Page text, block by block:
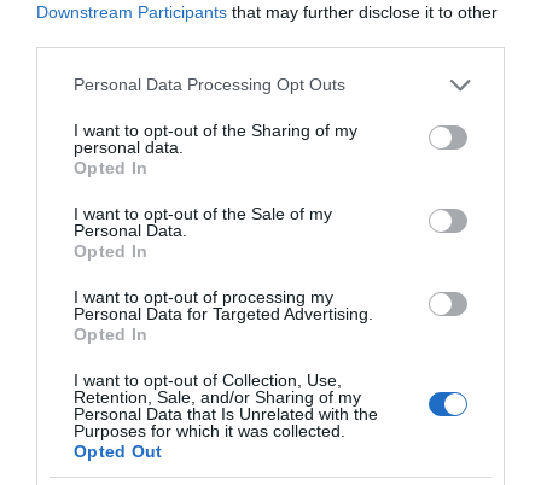
Downstream Participants that may further disclose it to other
Please note that this website/app uses one or more Google
not limited to your visit or usage behaviour. You may click to
grant or deny consent to Google and its third-party tags to
use your data for below specified purposes in below Google
consent section.
Personal Data Processing Opt Outs
I want to opt-out of the Sharing of my
personal data.
Opted In
I want to opt-out of the Sale of my
Personal Data.
Opted In
I want to opt-out of processing my
Personal Data for Targeted Advertising.
Opted In
I want to opt-out of Collection, Use,
Retention, Sale, and/or Sharing of my
Personal Data that Is Unrelated with the
Purposes for which it was collected.
Opted Out
ΠΑΥΛΟΣ ΜΑΡΙΝΑΚΗΣ: «ΔΕΝ ΗΘΕΛΑ ΝΑ ΑΦΗΣΩ ΣΤΟΝ
ΕΠΟΜΕΝΟ ΜΙΑ ΚΑΥΤΗ ΠΑΤΑΤΑ»
Ο κυβερνητικός εκπρόσωπος,
Παύλος Μαρινάκης, ανοίγει τα
χαρτιά του στις «Τυπολογίες»
σε ένα vidcast που μιλάει για